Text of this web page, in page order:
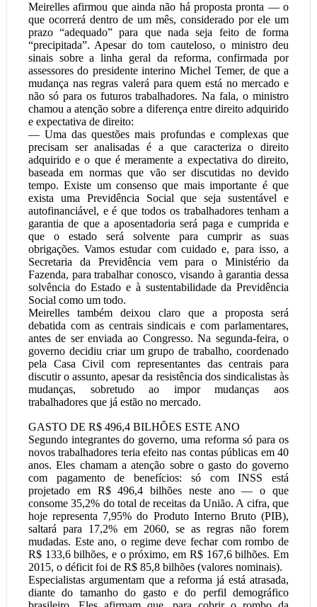
Meirelles afirmou que ainda não há proposta pronta — o
que ocorrerá dentro de um mês, considerado por ele um
prazo “adequado” para que nada seja feito de forma
“precipitada”. Apesar do tom cauteloso, o ministro deu
sinais sobre a linha geral da reforma, confirmada por
assessores do presidente interino Michel Temer, de que a
mudança nas regras valerá para quem está no mercado e
não só para os futuros trabalhadores. Na fala, o ministro
chamou a atenção sobre a diferença entre direito adquirido
e expectativa de direito:
— Uma das questões mais profundas e complexas que
precisam ser analisadas é a que caracteriza o direito
adquirido e o que é meramente a expectativa do direito,
baseada em normas que vão ser discutidas no devido
tempo. Existe um consenso que mais importante é que
exista uma Previdência Social que seja sustentável e
autofinanciável, e é que todos os trabalhadores tenham a
garantia de que a aposentadoria será paga e cumprida e
que o estado será solvente para cumprir as suas
obrigações. Vamos estudar com cuidado e, para isso, a
Secretaria da Previdência vem para o Ministério da
Fazenda, para trabalhar conosco, visando à garantia dessa
solvência do Estado e à sustentabilidade da Previdência
Social como um todo.
Meirelles também deixou claro que a proposta será
debatida com as centrais sindicais e com parlamentares,
antes de ser enviada ao Congresso. Na segunda-feira, o
governo decidiu criar um grupo de trabalho, coordenado
pela Casa Civil com representantes das centrais para
discutir o assunto, apesar da resistência dos sindicalistas às
mudanças, sobretudo ao impor mudanças aos
trabalhadores que já estão no mercado.
GASTO DE R$ 496,4 BILHÕES ESTE ANO
Segundo integrantes do governo, uma reforma só para os
novos trabalhadores teria efeito nas contas públicas em 40
anos. Eles chamam a atenção sobre o gasto do governo
com pagamento de benefícios: só com INSS está
projetado em R$ 496,4 bilhões neste ano — o que
consome 35,2% do total de receitas da União. A cifra, que
hoje representa 7,95% do Produto Interno Bruto (PIB),
saltará para 17,2% em 2060, se as regras não forem
mudadas. Este ano, o regime deve fechar com rombo de
R$ 133,6 bilhões, e o próximo, em R$ 167,6 bilhões. Em
2015, o déficit foi de R$ 85,8 bilhões (valores nominais).
Especialistas argumentam que a reforma já está atrasada,
diante do tamanho do gasto e do perfil demográfico